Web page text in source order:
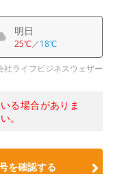
明日
25℃／18℃
社ライフビジネスウェザー
る場合がありま
。
を確認する